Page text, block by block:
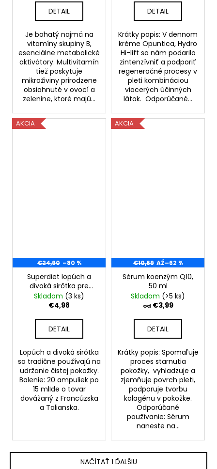
DETAIL
Je bohatý najmä na
vitamíny skupiny B,
esenciálne metabolické
aktivátory. Multivitamín
tiež poskytuje
mikroživiny prirodzene
obsiahnuté v ovocí a
zelenine, ktoré majú...
DETAIL
Krátky popis: V dennom
kréme Opuntica, Hydro
Hi-lift sa nám podarilo
zintenzívniť a podporiť
regeneračné procesy v
pleti kombináciou
viacerých účinných
látok. Odporúčané...
AKCIA
€24,90 –80 %
Superdiet lopúch a
divoká sirôtka pre
krásu pokožky 20
ampuliek
Skladom (3 ks)
€4,98
DETAIL
Lopúch a divoká sirôtka
sa tradične používajú na
udržanie čistej pokožky.
Balenie: 20 ampuliek po
15 mlIde o tovar
dovážaný z Francúzska
a Talianska.
AKCIA
€10,69 AŽ–62 %
Sérum koenzým Q10,
50 ml
Skladom (>5 ks)
od €3,99
DETAIL
Krátky popis: Spomaľuje
proces starnutia
pokožky, vyhladzuje a
zjemňuje povrch pleti,
podporuje tvorbu
kolagénu v pokožke.
Odporúčané
používanie: Sérum
naneste na...
NAČÍTAŤ 1 ĎALŠIU